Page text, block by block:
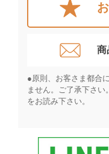
商
●原則、お客さま都合
ません。ご了承下さい
をお読み下さい。​